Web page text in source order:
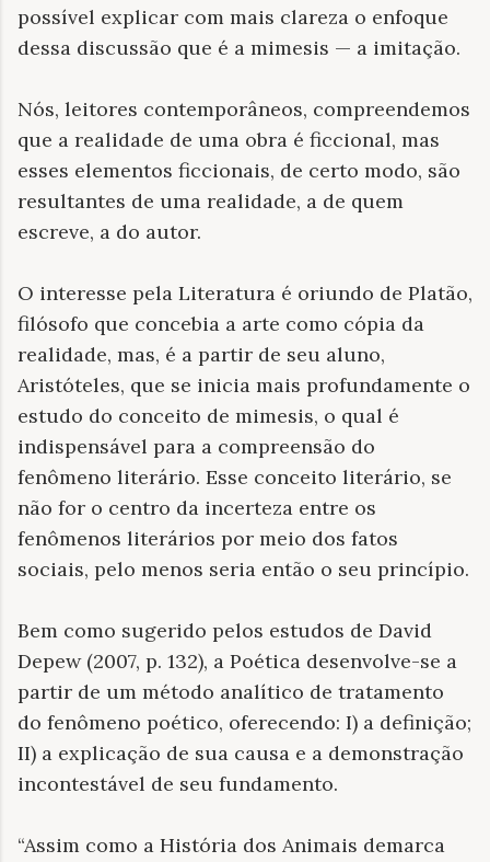
possível explicar com mais clareza o enfoque
dessa discussão que é a mimesis — a imitação.
Nós, leitores contemporâneos, compreendemos
que a realidade de uma obra é ficcional, mas
esses elementos ficcionais, de certo modo, são
resultantes de uma realidade, a de quem
escreve, a do autor.
O interesse pela Literatura é oriundo de Platão,
filósofo que concebia a arte como cópia da
realidade, mas, é a partir de seu aluno,
Aristóteles, que se inicia mais profundamente o
estudo do conceito de mimesis, o qual é
indispensável para a compreensão do
fenômeno literário. Esse conceito literário, se
não for o centro da incerteza entre os
fenômenos literários por meio dos fatos
sociais, pelo menos seria então o seu princípio.
Bem como sugerido pelos estudos de David
Depew (2007, p. 132), a Poética desenvolve-se a
partir de um método analítico de tratamento
do fenômeno poético, oferecendo: I) a definição;
II) a explicação de sua causa e a demonstração
incontestável de seu fundamento.
“Assim como a História dos Animais demarca